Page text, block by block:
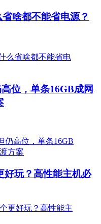
啥都不能省电源？
位，单条16GB成网
好玩？高性能主机必